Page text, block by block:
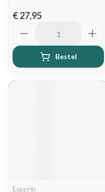
€ 27,95
Bestel
Eucerin